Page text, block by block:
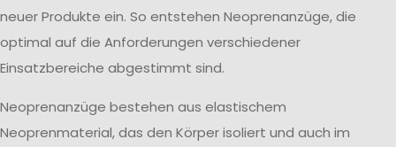
neuer Produkte ein. So entstehen Neoprenanzüge, die
optimal auf die Anforderungen verschiedener
Einsatzbereiche abgestimmt sind.
Neoprenanzüge bestehen aus elastischem
Neoprenmaterial, das den Körper isoliert und auch im